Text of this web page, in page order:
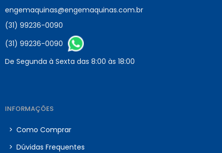
engemaquinas@engemaquinas.com.br
(31) 99236-0090
(31) 99236-0090
De Segunda à Sexta das 8:00 às 18:00
INFORMAÇÕES
> Como Comprar
> Dúvidas Frequentes